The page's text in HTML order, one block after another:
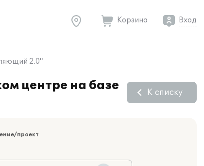
Корзина Вход
2.0"
центре на базе
К списку
проект